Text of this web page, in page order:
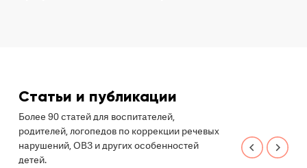
Статьи и публикации
Более 90 статей для воспитателей,
родителей, логопедов по коррекции речевых
нарушений, ОВЗ и других особенностей
детей.